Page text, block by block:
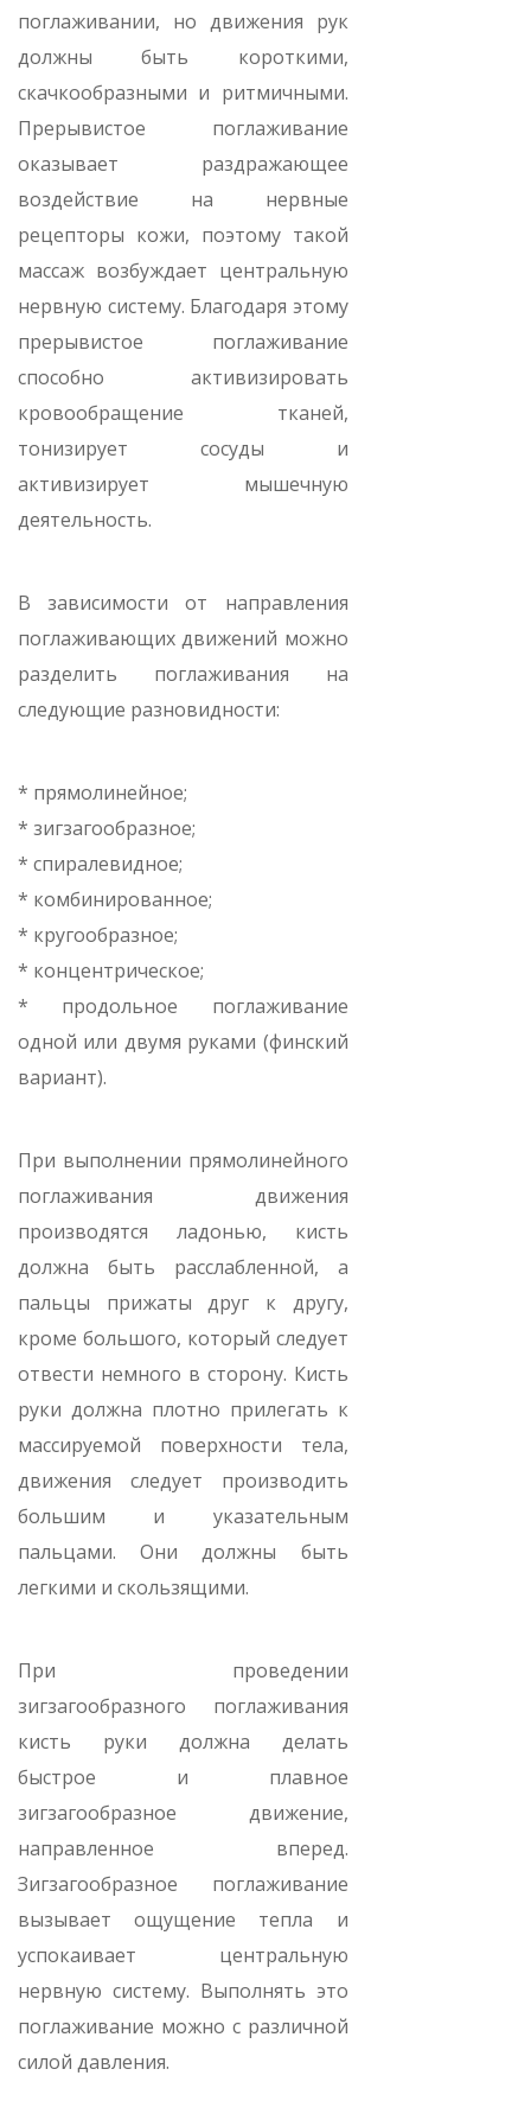
поглаживании, но движения рук
должны быть короткими,
скачкообразными и ритмичными.
Прерывистое поглаживание
оказывает раздражающее
воздействие на нервные
рецепторы кожи, поэтому такой
массаж возбуждает центральную
нервную систему. Благодаря этому
прерывистое поглаживание
способно активизировать
кровообращение тканей,
тонизирует сосуды и
активизирует мышечную
деятельность.
В зависимости от направления
поглаживающих движений можно
разделить поглаживания на
следующие разновидности:
* прямолинейное;
* зигзагообразное;
* спиралевидное;
* комбинированное;
* кругообразное;
* концентрическое;
* продольное поглаживание
одной или двумя руками (финский
вариант).
При выполнении прямолинейного
поглаживания движения
производятся ладонью, кисть
должна быть расслабленной, а
пальцы прижаты друг к другу,
кроме большого, который следует
отвести немного в сторону. Кисть
руки должна плотно прилегать к
массируемой поверхности тела,
движения следует производить
большим и указательным
пальцами. Они должны быть
легкими и скользящими.
При проведении
зигзагообразного поглаживания
кисть руки должна делать
быстрое и плавное
зигзагообразное движение,
направленное вперед.
Зигзагообразное поглаживание
вызывает ощущение тепла и
успокаивает центральную
нервную систему. Выполнять это
поглаживание можно с различной
силой давления.